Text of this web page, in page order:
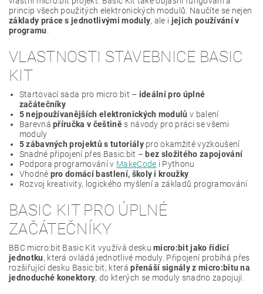
princip všech použitých elektronických modulů. Naučíte se nejen
základy práce s jednotlivými moduly, ale i jejich používání v
programu.
VLASTNOSTI STAVEBNICE BASIC
KIT
Startovací sada pro micro:bit – ideální pro úplné
začátečníky
5 nejpoužívanějších elektronických modulů v balení
Barevnápříručka v češtiněs návody pro práci se všemi
moduly
5 zábavných projektů s tutoriálypro okamžité vyzkoušení
Snadné připojení přes Basic:bit – bez složitého zapojování
Podpora programování v MakeCode i Pythonu
Vhodné pro domácí bastlení, školy i kroužky
Rozvoj kreativity, logického myšlení a základů programování
BASIC KIT PRO ÚPLNÉ
ZAČÁTEČNÍKY
BBC micro:bit Basic Kit využívá deskumicro:bit jako řídicí
jednotku, která ovládá jednotlivé moduly. Připojení probíhá přes
rozšiřující desku Basic:bit, kterápřenáší signály z micro:bitu na
jednoduché konektory, do kterých se moduly snadno zapojují.